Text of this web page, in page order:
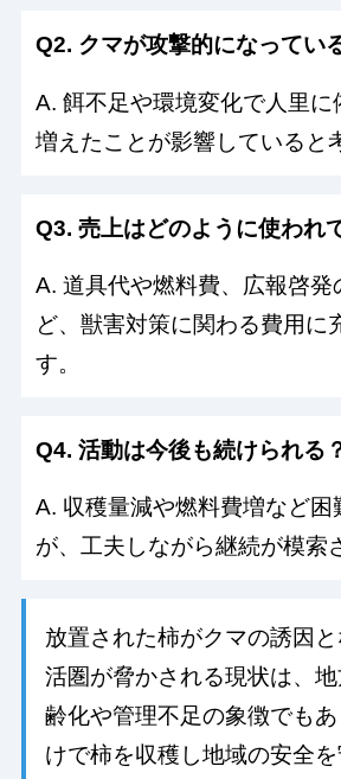
Q2. クマが攻撃的になってい
A. 餌不足や環境変化で人里に
増えたことが影響していると
Q3. 売上はどのように使われ
A. 道具代や燃料費、広報啓発
ど、獣害対策に関わる費用に
す。
Q4. 活動は今後も続けられる
A. 収穫量減や燃料費増など困
が、工夫しながら継続が模索
放置された柿がクマの誘因
活圏が脅かされる現状は、
齢化や管理不足の象徴でも
けで柿を収穫し地域の安全